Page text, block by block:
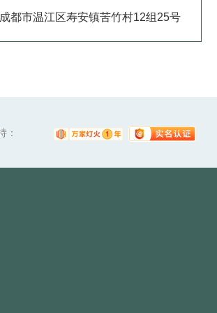
成都市温江区寿安镇苦竹村12组25号
：